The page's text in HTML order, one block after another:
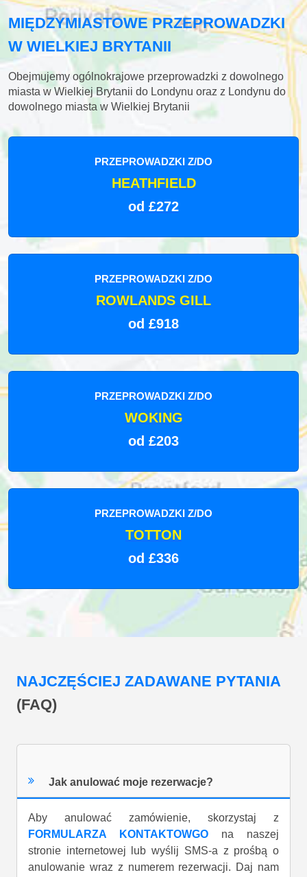
MIĘDZYMIASTOWE PRZEPROWADZKI
W WIELKIEJ BRYTANII
Obejmujemy ogólnokrajowe przeprowadzki z dowolnego
miasta w Wielkiej Brytanii do Londynu oraz z Londynu do
dowolnego miasta w Wielkiej Brytanii
PRZEPROWADZKI Z/DO
HEATHFIELD
od £272
PRZEPROWADZKI Z/DO
ROWLANDS GILL
od £918
PRZEPROWADZKI Z/DO
WOKING
od £203
PRZEPROWADZKI Z/DO
TOTTON
od £336
NAJCZĘŚCIEJ ZADAWANE PYTANIA
(FAQ)
Jak anulować moje rezerwacje?
Aby anulować zamówienie, skorzystaj z
FORMULARZA KONTAKTOWGO na naszej
stronie internetowej lub wyślij SMS-a z prośbą o
anulowanie wraz z numerem rezerwacji. Daj nam